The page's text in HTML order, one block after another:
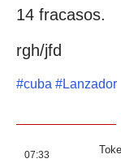
14 fracasos.
rgh/jfd
#cuba #Lanzador
07:33